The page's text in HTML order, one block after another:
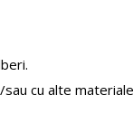
cu alte